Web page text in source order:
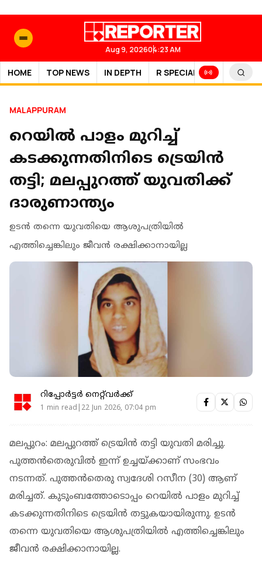
Aug 9, 202604:23 AM
HOME TOP NEWS IN DEPTH R SPECIAL SPORTS
MALAPPURAM
റെയില്‍ പാളം മുറിച്ച്
കടക്കുന്നതിനിടെ ട്രെയിന്‍
തട്ടി; മലപ്പുറത്ത് യുവതിക്ക്
ദാരുണാന്ത്യം
ഉടന്‍ തന്നെ യുവതിയെ ആശുപത്രിയില്‍
എത്തിച്ചെങ്കിലും ജീവൻ രക്ഷിക്കാനായില്ല
റിപ്പോർട്ടർ നെറ്റ്‌വര്‍ക്ക്‌
1 min read|22 Jun 2026, 07:04 pm
മലപ്പുറം: മലപ്പുറത്ത് ട്രെയിൻ തട്ടി യുവതി മരിച്ചു.
പുത്തന്‍തെരുവില്‍ ഇന്ന് ഉച്ചയ്ക്കാണ് സംഭവം
നടന്നത്. പുത്തന്‍തെരു സ്വദേശി റസീന (30) ആണ്
മരിച്ചത്. കുടുംബത്തോടൊപ്പം റെയില്‍ പാളം മുറിച്ച്
കടക്കുന്നതിനിടെ ട്രെയിൻ തട്ടുകയായിരുന്നു. ഉടന്‍
തന്നെ യുവതിയെ ആശുപത്രിയില്‍ എത്തിച്ചെങ്കിലും
ജീവൻ രക്ഷിക്കാനായില്ല.